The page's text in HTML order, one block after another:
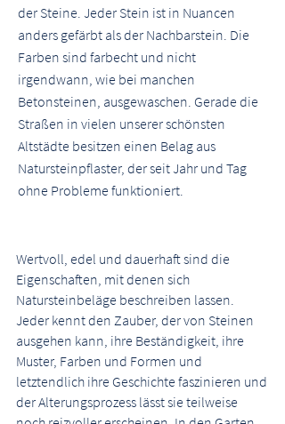
der Steine. Jeder Stein ist in Nuancen
anders gefärbt als der Nachbarstein. Die
Farben sind farbecht und nicht
irgendwann, wie bei manchen
Betonsteinen, ausgewaschen. Gerade die
Straßen in vielen unserer schönsten
Altstädte besitzen einen Belag aus
Natursteinpflaster, der seit Jahr und Tag
ohne Probleme funktioniert.
Wertvoll, edel und dauerhaft sind die
Eigenschaften, mit denen sich
Natursteinbeläge beschreiben lassen.
Jeder kennt den Zauber, der von Steinen
ausgehen kann, ihre Beständigkeit, ihre
Muster, Farben und Formen und
letztendlich ihre Geschichte faszinieren und
der Alterungsprozess lässt sie teilweise